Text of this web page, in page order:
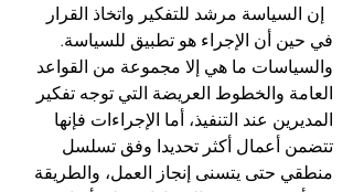
  إن السياسة مرشد للتفكير واتخاذ القرار
في حين أن الإجراء هو تطبيق للسياسة.
والسياسات ما هي إلا مجموعة من القواعد
العامة والخطوط العريضة التي توجه تفكير
المديرين عند التنفيذ، أما الإجراءات فإنها
تتضمن أعمال أكثر تحديدا وفق تسلسل
منطقي حتى يتسنى إنجاز العمل، والطريقة